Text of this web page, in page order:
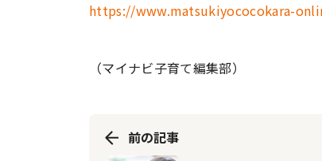
https://www.matsukiyococokara-
（マイナビ子育て編集部）
前の記事